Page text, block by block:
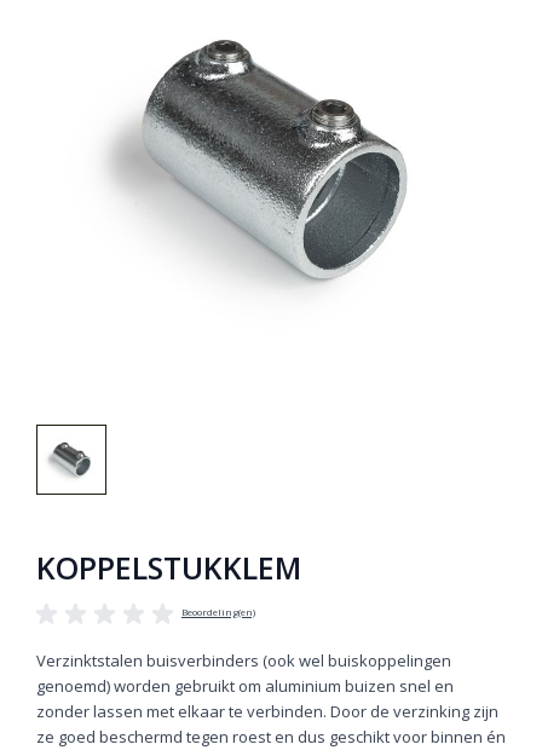
KOPPELSTUKKLEM
Beoordeling(en)
Verzinktstalen buisverbinders (ook wel buiskoppelingen
genoemd) worden gebruikt om aluminium buizen snel en
zonder lassen met elkaar te verbinden. Door de verzinking zijn
ze goed beschermd tegen roest en dus geschikt voor binnen én